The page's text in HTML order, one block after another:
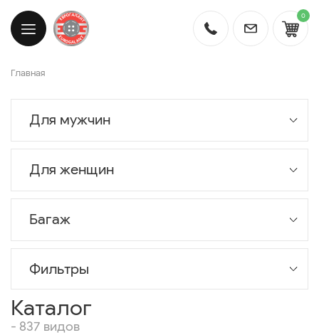
0
Главная
Для мужчин
Для женщин
Багаж
Фильтры
Каталог
- 837 видов